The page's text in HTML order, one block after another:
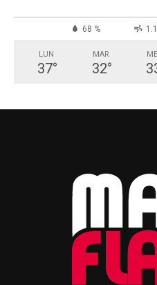
68 %
LUN
37°
MAR
32°